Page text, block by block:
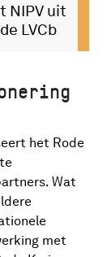
NIPV uit
LVCb
het Rode
Wat
met